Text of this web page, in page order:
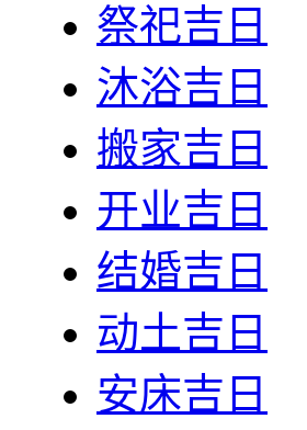
祭祀吉日
沐浴吉日
搬家吉日
开业吉日
结婚吉日
动土吉日
安床吉日